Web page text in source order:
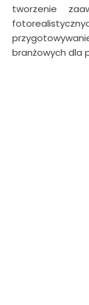
tworzenie
branżowych dla